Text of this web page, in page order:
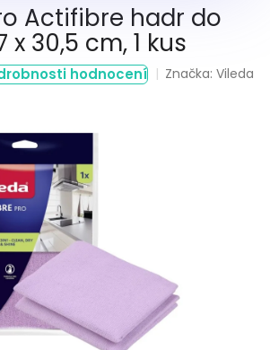
Actifibre hadr do
x 30,5 cm, 1 kus
hodnocení Značka:Vileda